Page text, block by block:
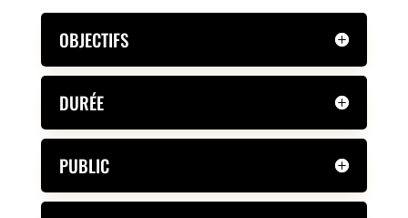
OBJECTIFS
DURÉE
PUBLIC